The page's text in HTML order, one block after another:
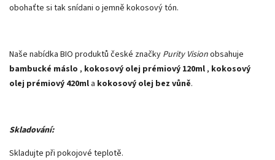
obohaťte si tak snídani o jemně kokosový tón.
Naše nabídka BIO produktů české značky Purity Visionobsahuje
bambucké máslo , kokosový olej prémiový 120ml , kokosový
olej prémiový 420ml a kokosový olej bez vůně.
Skladování:
Skladujte při pokojové teplotě.